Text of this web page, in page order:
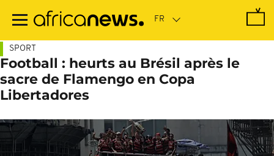
contenu
SPORT
Football : heurts au Brésil après le
sacre de Flamengo en Copa
Libertadores